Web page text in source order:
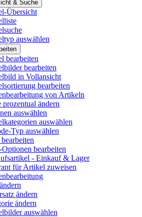
& Suche
Übersicht
auswählen
bearbeiten
bearbeiten
in Vollansicht
bearbeiten
von Artikeln
prozentual ändern
auswählen
auswählen
Typ auswählen
Optionen bearbeiten
- Einkauf & Lager
für Artikel zuweisen
ändern
ändern
auswählen